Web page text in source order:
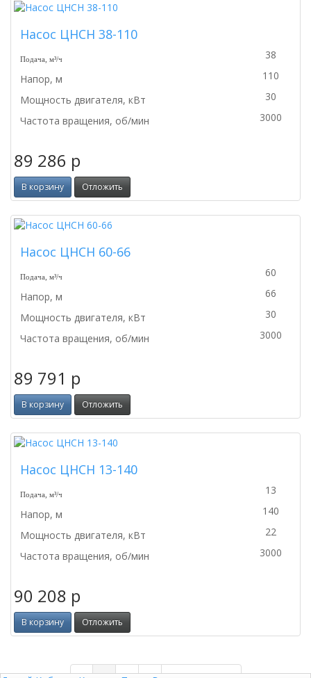
Насос ЦНСН 38-110
Подача, м³/ч
38
Напор, м
110
Мощность двигателя, кВт
30
Частота вращения, об/мин
3000
89 286 p
В корзину Отложить
Насос ЦНСН 60-66
Подача, м³/ч
60
Напор, м
66
Мощность двигателя, кВт
30
Частота вращения, об/мин
3000
89 791 p
В корзину Отложить
Насос ЦНСН 13-140
Подача, м³/ч
13
Напор, м
140
Мощность двигателя, кВт
22
Частота вращения, об/мин
3000
90 208 p
В корзину Отложить